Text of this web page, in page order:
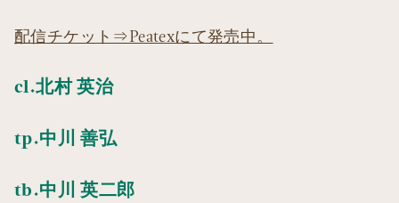
配信チケット⇒Peatexにて発売中。
cl.北村 英治
tp.中川 善弘
tb.中川 英二郎